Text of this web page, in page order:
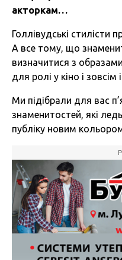
акторкам…
Голлівудські стилісти
А все тому, що
визначитися з
для ролі у кіно і
Ми підібрали для вас
знаменитостей, які
публіку новим